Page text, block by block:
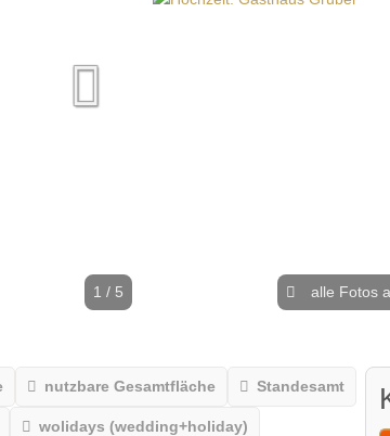
1 / 5 alle Fotos
nutzbare Gesamtfläche Standesamt
wolidays (wedding+holiday)